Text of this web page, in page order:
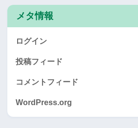
メタ情報
ログイン
投稿フィード
コメントフィード
WordPress.org